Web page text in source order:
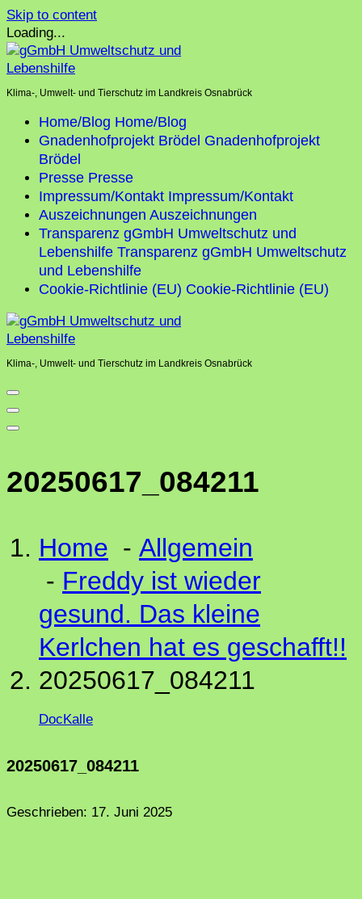
Skip to content
Loading...
Klima-, Umwelt- und Tierschutz im Landkreis Osnabrück
Home/Blog Home/Blog
Gnadenhofprojekt Brödel Gnadenhofprojekt
Brödel
Presse Presse
Impressum/Kontakt Impressum/Kontakt
Auszeichnungen Auszeichnungen
Transparenz gGmbH Umweltschutz und
Lebenshilfe Transparenz gGmbH Umweltschutz
und Lebenshilfe
Cookie-Richtlinie (EU) Cookie-Richtlinie (EU)
Klima-, Umwelt- und Tierschutz im Landkreis Osnabrück
20250617_084211
Home - Allgemein
- Freddy ist wieder
gesund. Das kleine
Kerlchen hat es geschafft!!
20250617_084211
DocKalle
20250617_084211
Geschrieben: 17. Juni 2025